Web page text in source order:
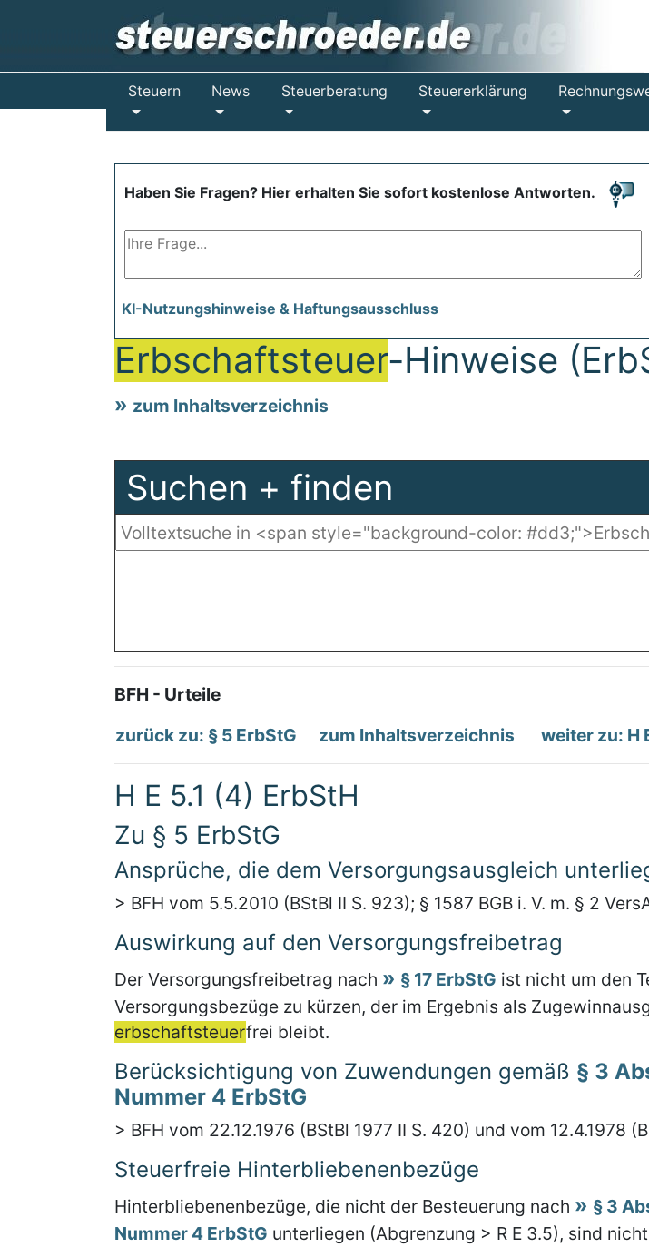
Steuern News Steuerberatung Steuererklärung
Haben Sie Fragen? Hier erhalten Sie sofort kostenlose Antworten.
KI-Nutzungshinweise & Haftungsausschluss
Erbschaftsteuer-Hinweise
zum Inhaltsverzeichnis
Suchen + finden
BFH - Urteile
zurück zu: § 5 ErbStG
zum Inhaltsverzeichnis weiter zu: H
H E 5.1 (4) ErbStH
Zu § 5 ErbStG
Ansprüche, die dem Versorgungsausgleich
> BFH vom 5.5.2010 (BStBl II S. 923); § 1587 BGB i. V. m. § 2
Auswirkung auf den Versorgungsfreibetrag
Der Versorgungsfreibetrag nach § 17 ErbStG ist nicht um den
Versorgungsbezüge zu kürzen, der im Ergebnis als
erbschaftsteuerfrei bleibt.
Berücksichtigung von Zuwendungen gemäß § 3
Nummer 4 ErbStG
> BFH vom 22.12.1976 (BStBl 1977 II S. 420) und vom 12.4.1978
Steuerfreie Hinterbliebenenbezüge
Hinterbliebenenbezüge, die nicht der Besteuerung nach
§ 3
Nummer 4 ErbStG unterliegen (Abgrenzung > R E 3.5), sind